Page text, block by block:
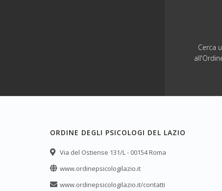
Cerca
ORDINE DEGLI PSICOLOGI DEL LAZIO
Via del Ostiense 131/L - 00154 Roma
www.ordinepsicologilazio.it
www.ordinepsicologilazio.it/contatti